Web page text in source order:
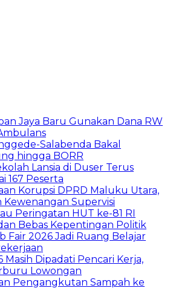
Jaya Baru Gunakan Dana RW
Salabenda Bakal
hingga BORR
Lansia di Duser Terus
167 Peserta
Korupsi DPRD Maluku Utara,
Kewenangan Supervisi
Peringatan HUT ke-81 RI
Bebas Kepentingan Politik
Fair 2026 Jadi Ruang Belajar
Masih Dipadati Pencari Kerja,
Lowongan
Pengangkutan Sampah ke